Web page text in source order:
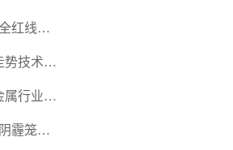
防？
红线：
势技术盘
情解析
属行业新
迎开户
霾笼